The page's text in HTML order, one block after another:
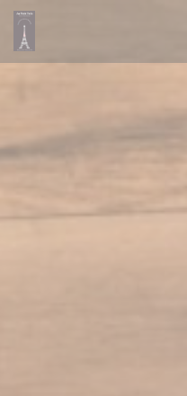
Painel de Gerenciamento de